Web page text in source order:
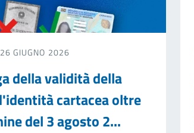
GIUGNO 2026
della validità della
cartacea oltre
del 3 agosto 2...